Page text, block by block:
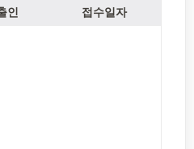
인 접수일자